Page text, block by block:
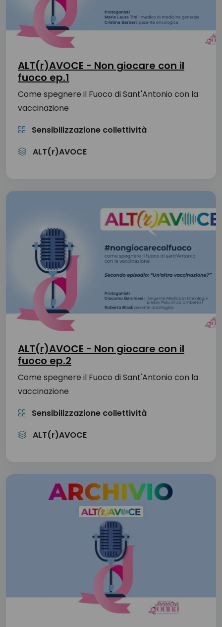
ALT(r)AVOCE - Non giocare con il
fuoco ep.1
Come spegnere il Fuoco di Sant'Antonio con la
vaccinazione
Sensibilizzazione collettività
ALT(r)AVOCE
ALT(r)AVOCE - Non giocare con il
fuoco ep.2
Come spegnere il Fuoco di Sant'Antonio con la
vaccinazione
Sensibilizzazione collettività
ALT(r)AVOCE